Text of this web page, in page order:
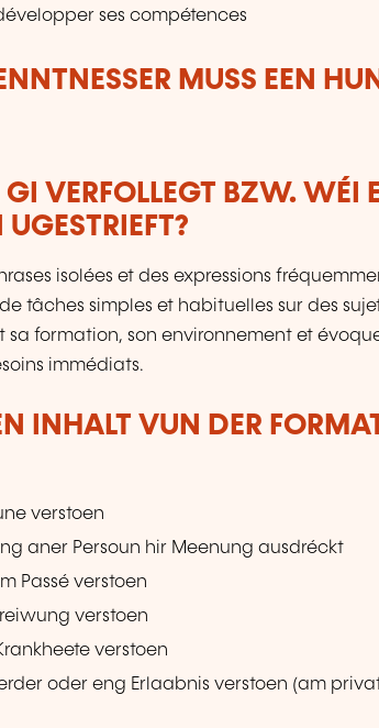
ses compétences
MUSS EEN
VERFOLLEGT BZW. WÉI
isolées et des expressions
tâches simples et habituelles sur des
sa formation, son environnement et
immédiats.
INHALT VUN DER
verstoen
aner Persoun hir Meenung ausdréckt
Passé verstoen
verstoen
verstoen
oder eng Erlaabnis verstoen (am